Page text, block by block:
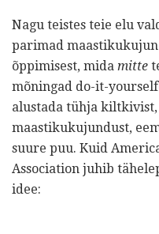
Nagu teistes teie elu
parimad
õppimisest, mida mitte
mõningad do-it-
alustada tühja
maastikukujundust,
suure puu. Kuid
Association juhib
idee: